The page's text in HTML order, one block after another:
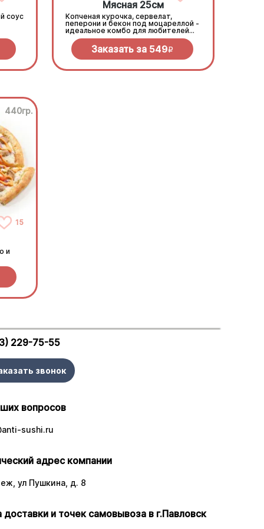
соус
Мясная 25см
Копченая курочка, сервелат,
пеперони и бекон под моцареллой -
идеальное комбо для любителей
всего мясного!
Заказать за 549R
440гр.
15
и
229-75-55
звонок
вопросов
sushi.ru
адрес компании
ул Пушкина, д. 8
доставки и точек самовывоза в г.Павловск